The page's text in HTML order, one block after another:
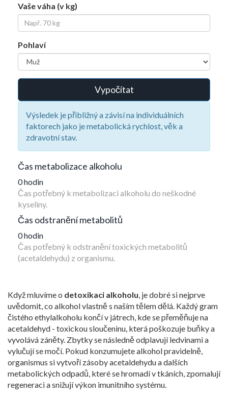
Vaše váha (v kg)
Pohlaví
Vypočítat
Výsledek je přibližný a závisí na individuálních
faktorech jako je metabolická rychlost, věk a
zdravotní stav.
Čas metabolizace alkoholu
0 hodin
Čas potřebný k metabolizaci alkoholu do neškodné
kyseliny.
Čas odstranění metabolitů
0 hodin
Čas potřebný k odstranění toxických metabolitů
(acetaldehydu) z organismu.
Když mluvíme o detoxikaci alkoholu , je dobré si nejprve
uvědomit, co alkohol vlastně s naším tělem dělá. Každý gram
čistého ethylalkoholu končí v játrech, kde se přeměňuje na
acetaldehyd - toxickou sloučeninu, která poškozuje buňky a
vyvolává záněty. Zbytky se následně odplavují ledvinami a
vylučují se močí. Pokud konzumujete alkohol pravidelně,
organismus si vytvoří zásoby acetaldehydu a dalších
metabolických odpadů, které se hromadí v tkáních, zpomalují
regeneraci a snižují výkon imunitního systému.